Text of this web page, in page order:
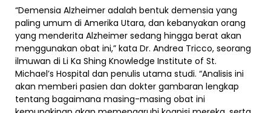
“Demensia Alzheimer adalah bentuk demensia yang
paling umum di Amerika Utara, dan kebanyakan orang
yang menderita Alzheimer sedang hingga berat akan
menggunakan obat ini,” kata Dr. Andrea Tricco, seorang
ilmuwan di Li Ka Shing Knowledge Institute of St.
Michael’s Hospital dan penulis utama studi. “Analisis ini
akan memberi pasien dan dokter gambaran lengkap
tentang bagaimana masing-masing obat ini